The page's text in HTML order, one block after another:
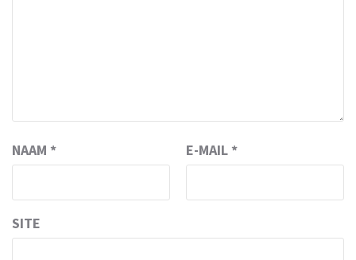
NAAM * E-MAIL *
SITE